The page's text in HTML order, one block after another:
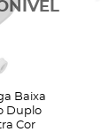
Baixa
Duplo
Cor